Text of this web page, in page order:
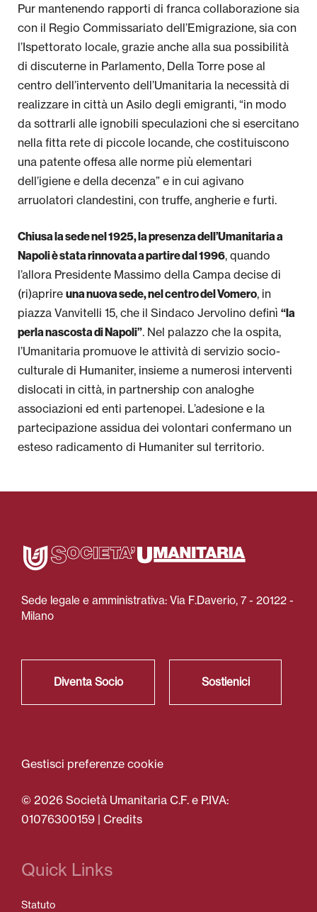
Pur mantenendo rapporti di franca collaborazione sia
con il Regio Commissariato dell’Emigrazione, sia con
l’Ispettorato locale, grazie anche alla sua possibilità
di discuterne in Parlamento, Della Torre pose al
centro dell’intervento dell’Umanitaria la necessità di
realizzare in città un Asilo degli emigranti, “in modo
da sottrarli alle ignobili speculazioni che si esercitano
nella fitta rete di piccole locande, che costituiscono
una patente offesa alle norme più elementari
dell’igiene e della decenza” e in cui agivano
arruolatori clandestini, con truffe, angherie e furti.
Chiusa la sede nel 1925, la presenza dell’Umanitaria a
Napoli è stata rinnovata a partire dal 1996, quando
l’allora Presidente Massimo della Campa decise di
(ri)aprire una nuova sede, nel centro del Vomero, in
piazza Vanvitelli 15, che il Sindaco Jervolino definì “la
perla nascosta di Napoli”. Nel palazzo che la ospita,
l’Umanitaria promuove le attività di servizio socio-
culturale di Humaniter, insieme a numerosi interventi
dislocati in città, in partnership con analoghe
associazioni ed enti partenopei. L’adesione e la
partecipazione assidua dei volontari confermano un
esteso radicamento di Humaniter sul territorio.
Sede legale e amministrativa: Via F.Daverio, 7 - 20122 -
Milano
Diventa Socio Sostienici
Gestisci preferenze cookie
© 2026 Società Umanitaria C.F. e P.IVA:
01076300159 | Credits
Quick Links
Statuto